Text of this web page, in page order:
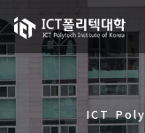
ICT